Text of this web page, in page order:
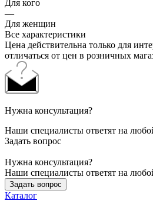
Для кого
—
Для женщин
Все характеристики
Цена действительна только для
отличаться от цен в розничных
Нужна консультация?
Наши специалисты ответят на
Задать вопрос
Нужна консультация?
Наши специалисты ответят на
Задать вопрос
Каталог